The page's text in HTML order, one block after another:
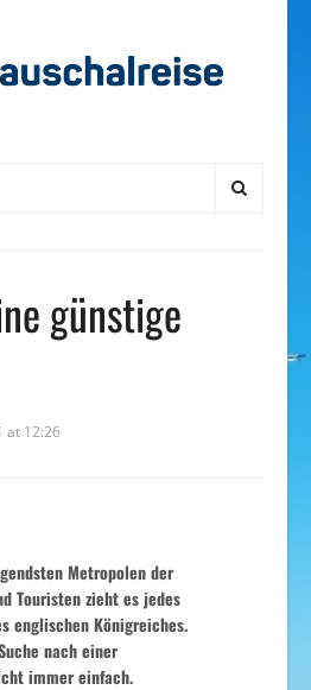
günstige
at 12:26
Metropolen der
Touristen zieht es jedes
englischen Königreiches.
nach einer
immer einfach.